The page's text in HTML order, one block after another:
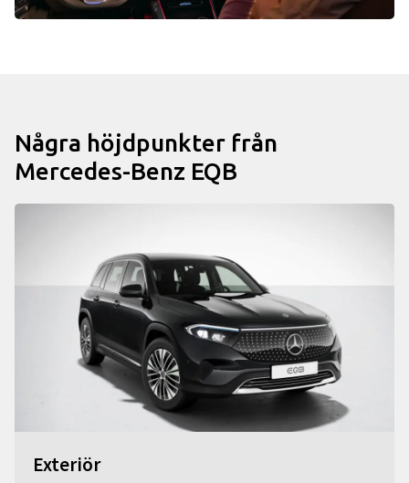
Några höjdpunkter från
Mercedes-Benz EQB
Exteriör